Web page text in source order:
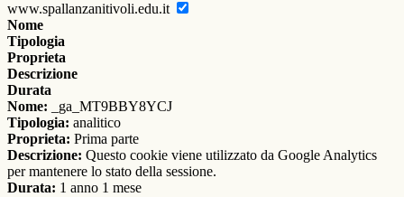
www.spallanzanitivoli.edu.it
Nome
Tipologia
Proprieta
Descrizione
Durata
Nome: _ga_MT9BBY8YCJ
Tipologia: analitico
Proprieta: Prima parte
Descrizione: Questo cookie viene utilizzato da Google Analytics
per mantenere lo stato della sessione.
Durata: 1 anno 1 mese